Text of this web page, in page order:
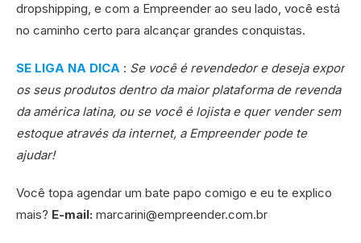
dropshipping, e com a Empreender ao seu lado, você está
no caminho certo para alcançar grandes conquistas.
SE LIGA NA DICA : Se você é revendedor e deseja expor
os seus produtos dentro da maior plataforma de revenda
da américa latina, ou se você é lojista e quer vender sem
estoque através da internet, a Empreender pode te
ajudar!
Você topa agendar um bate papo comigo e eu te explico
mais? E-mail: marcarini@empreender.com.br